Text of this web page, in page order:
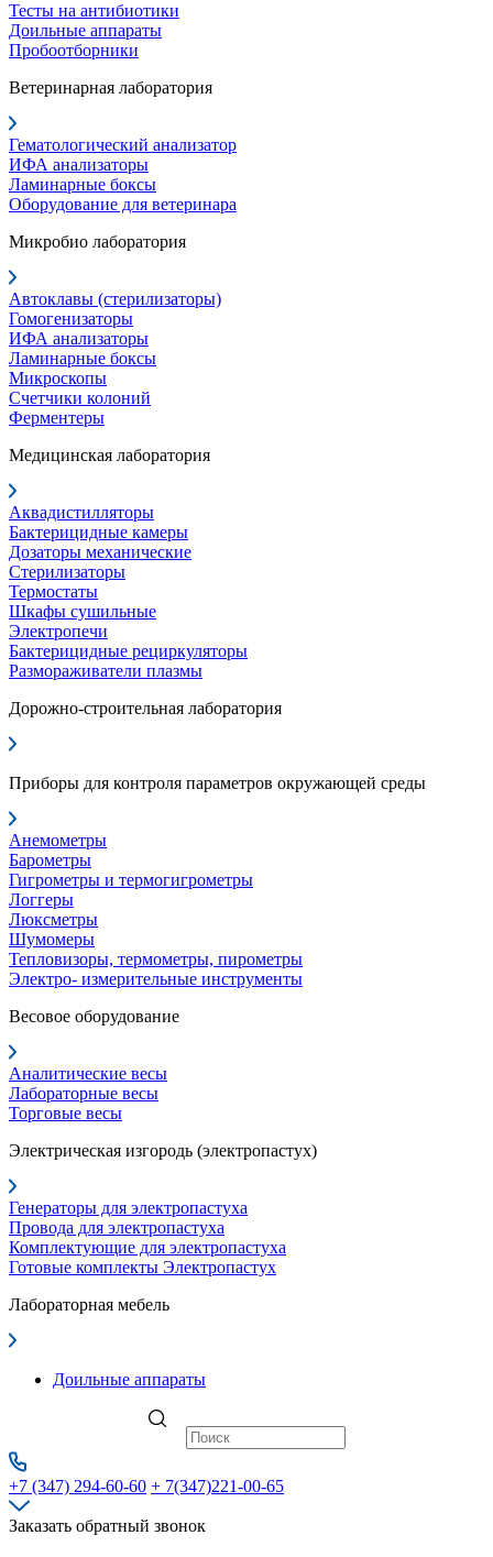
Тесты на антибиотики
Доильные аппараты
Пробоотборники
Ветеринарная лаборатория
Гематологический анализатор
ИФА анализаторы
Ламинарные боксы
Оборудование для ветеринара
Микробио лаборатория
Автоклавы (стерилизаторы)
Гомогенизаторы
ИФА анализаторы
Ламинарные боксы
Микроскопы
Счетчики колоний
Ферментеры
Медицинская лаборатория
Аквадистилляторы
Бактерицидные камеры
Дозаторы механические
Стерилизаторы
Термостаты
Шкафы сушильные
Электропечи
Бактерицидные рециркуляторы
Размораживатели плазмы
Дорожно-строительная лаборатория
Приборы для контроля параметров окружающей среды
Анемометры
Барометры
Гигрометры и термогигрометры
Логгеры
Люксметры
Шумомеры
Тепловизоры, термометры, пирометры
Электро- измерительные инструменты
Весовое оборудование
Аналитические весы
Лабораторные весы
Торговые весы
Электрическая изгородь (электропастух)
Генераторы для электропастуха
Провода для электропастуха
Комплектующие для электропастуха
Готовые комплекты Электропастух
Лабораторная мебель
Доильные аппараты
+7 (347) 294-60-60 + 7(347)221-00-65
Заказать обратный звонок